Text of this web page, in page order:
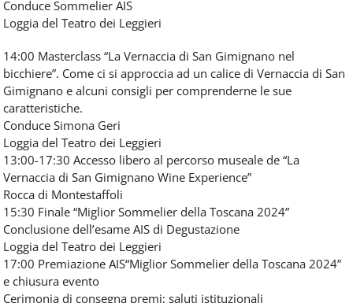
Conduce Sommelier AIS
Loggia del Teatro dei Leggieri
14:00 Masterclass “La Vernaccia di San Gimignano nel
bicchiere”. Come ci si approccia ad un calice di Vernaccia di San
Gimignano e alcuni consigli per comprenderne le sue
caratteristiche.
Conduce Simona Geri
Loggia del Teatro dei Leggieri
13:00-17:30 Accesso libero al percorso museale de “La
Vernaccia di San Gimignano Wine Experience”
Rocca di Montestaffoli
15:30 Finale “Miglior Sommelier della Toscana 2024”
Conclusione dell’esame AIS di Degustazione
Loggia del Teatro dei Leggieri
17:00 Premiazione AIS“Miglior Sommelier della Toscana 2024”
e chiusura evento
Cerimonia di consegna premi; saluti istituzionali